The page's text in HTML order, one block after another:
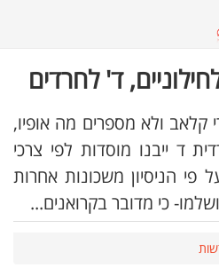
ד' לחרדים
קלאב ולא מספרים מה אופיו,
ד ייבנו מוסדות לפי צרכי
פי הניסיון משכונות אחרות
כי מדובר בקרואנים...